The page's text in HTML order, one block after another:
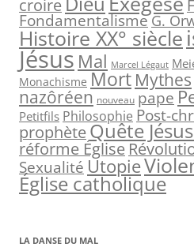
e
r
:
croire
Fondamentalisme G.
Histoire XX° siècle
Jésus Mal Marcel Légaut
Monachisme Mort Mythes
nazôréen nouveau pape
Petitfils Philosophie Post-
prophèteQuête
réforme Église
Sexualité Utopie
Église catholique
LA DANSE DU MAL